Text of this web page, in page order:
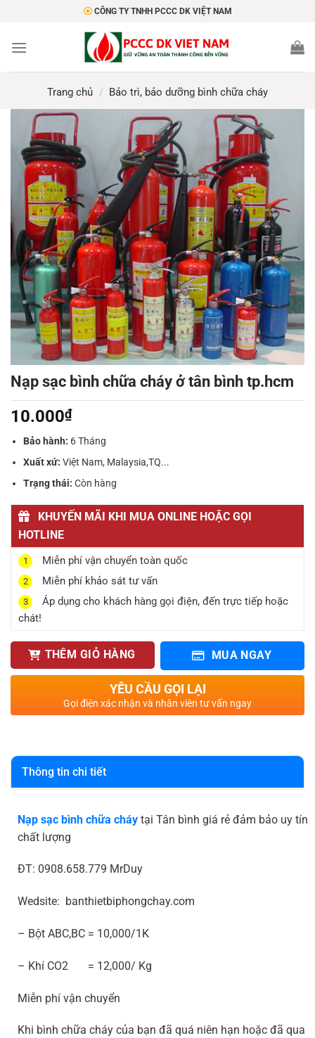
nội
CÔNG TY TNHH PCCC DK VIỆT NAM
Trang chủ / Bảo trì, bảo dưỡng bình chữa cháy
Nạp sạc bình chữa cháy ở tân bình tp.hcm
10.000₫
Bảo hành: 6 Tháng
Xuất xứ: Việt Nam, Malaysia,TQ...
Trạng thái: Còn hàng
KHUYẾN MÃI KHI MUA ONLINE HOẶC GỌI
HOTLINE
1 Miễn phí vận chuyển toàn quốc
2 Miễn phí khảo sát tư vấn
3
Áp dụng cho khách hàng gọi điện, đến trực tiếp hoặc
chát!
THÊM GIỎ HÀNG MUA NGAY
YÊU CẦU GỌI LẠI
Gọi điện xác nhận và nhân viên tư vấn ngay
Thông tin chi tiết
Nạp sạc bình chữa cháy tại Tân bình giá rẻ đảm bảo uy tín
chất lượng
ĐT: 0908.658.779 MrDuy
Wedsite: banthietbiphongchay.com
– Bột ABC,BC = 10,000/1K
– Khí CO2 = 12,000/ Kg
Miễn phí vận chuyển
Khi bình chữa cháy của bạn đã quá niên hạn hoặc đã qua